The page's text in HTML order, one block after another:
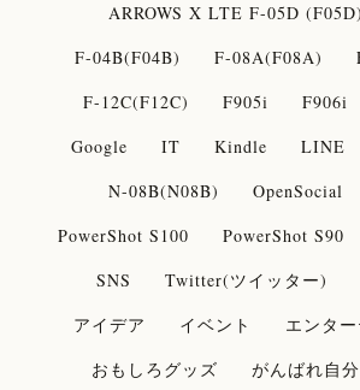
ARROWS X LTE F-05D (F05D)
F-04B(F04B)
F-08A(F08A)
F-12C(F12C)
F905i F906i
Google
IT Kindle LINE
N-08B(N08B)
OpenSocial
PowerShot S100
PowerShot S90
SNS
Twitter(ツイッター)
アイデア
イベント
エンタ
おもしろグッズ
がんばれ自分